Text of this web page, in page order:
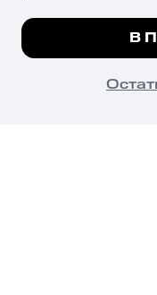
психотропных
их незаконный оборот
законодательством
© 2026 ООО «КИОН».
Все права защищены
В